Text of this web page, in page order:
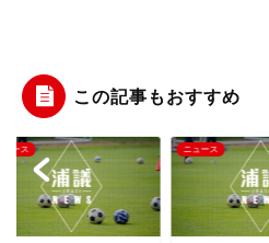
この記事もおすすめ
ニュース